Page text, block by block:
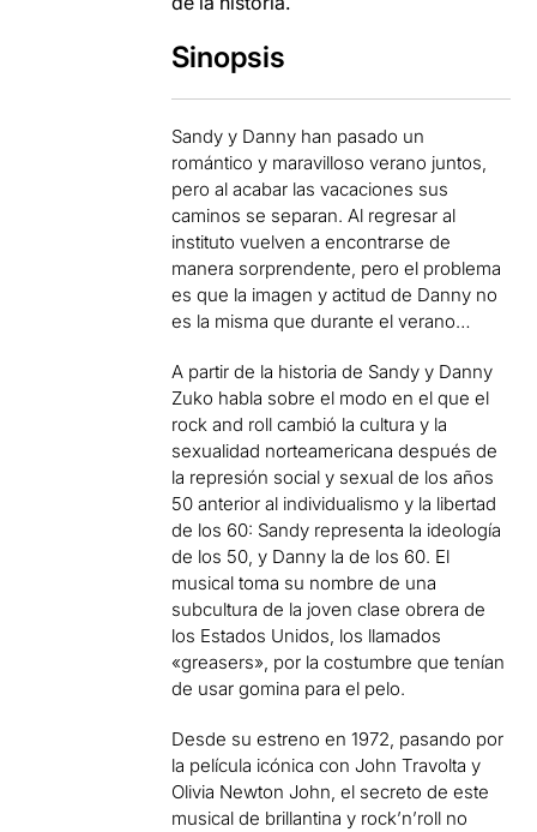
Sinopsis
Sandy y Danny han pasado un
romántico y maravilloso verano juntos,
pero al acabar las vacaciones sus
caminos se separan. Al regresar al
instituto vuelven a encontrarse de
manera sorprendente, pero el problema
es que la imagen y actitud de Danny no
es la misma que durante el verano…
A partir de la historia de Sandy y Danny
Zuko habla sobre el modo en el que el
rock and roll cambió la cultura y la
sexualidad norteamericana después de
la represión social y sexual de los años
50 anterior al individualismo y la libertad
de los 60: Sandy representa la ideología
de los 50, y Danny la de los 60. El
musical toma su nombre de una
subcultura de la joven clase obrera de
los Estados Unidos, los llamados
«greasers», por la costumbre que tenían
de usar gomina para el pelo.
Desde su estreno en 1972, pasando por
la película icónica con John Travolta y
Olivia Newton John, el secreto de este
musical de brillantina y rock’n’roll no